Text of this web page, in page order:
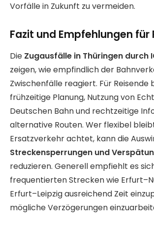
Vorfälle in Zukunft zu vermeiden.
Fazit und Empfehlungen für
Die Zugausfälle in Thüringen durch
zeigen, wie empfindlich der
Zwischenfälle reagiert. Für Reisende
frühzeitige Planung, Nutzung von
Deutschen Bahn und rechtzeitige
alternative Routen. Wer flexibel
Ersatzverkehr achtet, kann die
Streckensperrungen und
reduzieren. Generell empfiehlt es
frequentierten Strecken wie
Erfurt–Leipzig ausreichend Zeit
mögliche Verzögerungen